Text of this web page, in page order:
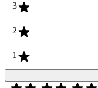
3
2
1